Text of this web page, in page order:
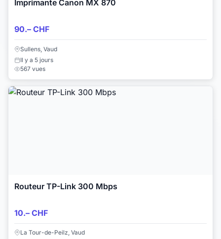
Imprimante Canon MX 870
90.– CHF
Sullens, Vaud
Il y a 5 jours
567 vues
Routeur TP-Link 300 Mbps
10.– CHF
La Tour-de-Peilz, Vaud